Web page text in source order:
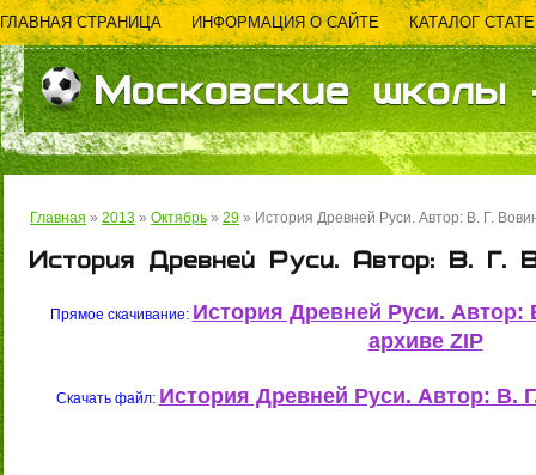
ГЛАВНАЯ СТРАНИЦА ИНФОРМАЦИЯ О САЙТЕ КАТАЛОГ
ОБРАТНАЯ СВЯЗЬМосковские школы
Главная » 2013 » Октябрь » 29 » История Древней Руси. Автор: В. Г.
История Древней Руси. Автор: В. Г.
Прямое скачивание: История Древней Руси. Автор:
архиве ZIP
Скачать файл: История Древней Руси. Автор: В.